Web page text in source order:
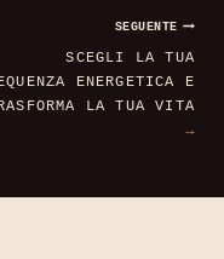
SEGUENTE
SCEGLI LA TUA
ENERGETICA E
LA TUA VITA